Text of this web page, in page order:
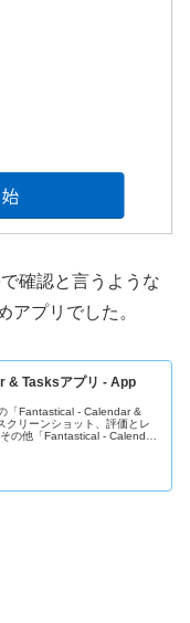
確認と言うような
アプリでした。
& Tasksアプリ - App
「Fantastical - Calendar &
クリーンショット、評価とレ
の他「Fantastical - Calendar